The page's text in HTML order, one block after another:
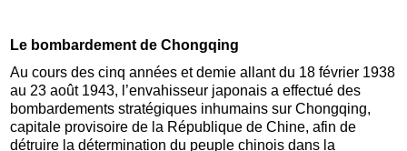
Le bombardement de Chongqing
Au cours des cinq années et demie allant du 18 février 1938
au 23 août 1943, l’envahisseur japonais a effectué des
bombardements stratégiques inhumains sur Chongqing,
capitale provisoire de la République de Chine, afin de
détruire la détermination du peuple chinois dans la